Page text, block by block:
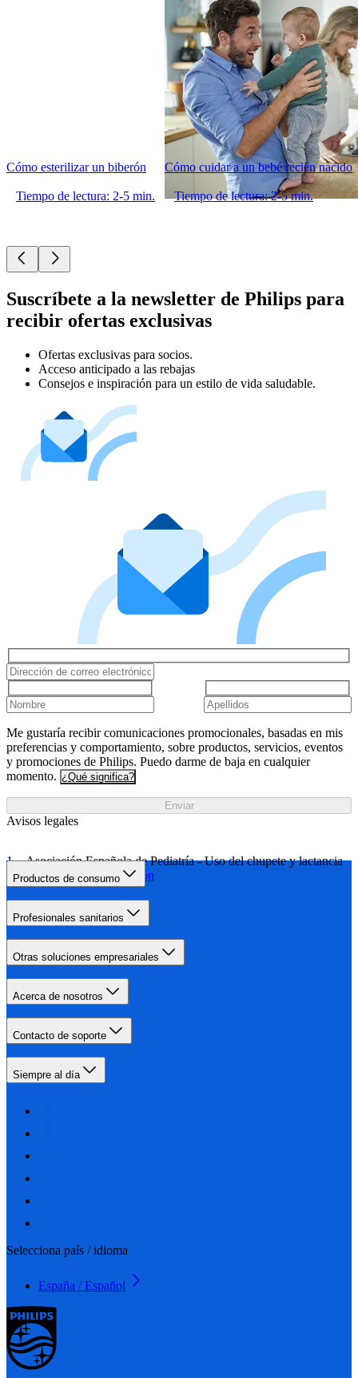
Cómo esterilizar un biberón
Tiempo de lectura: 2-5 min.
Cómo cuidar a un bebé recién nacido
Tiempo de lectura: 2-5 min.
Suscríbete a la newsletter de Philips para
recibir ofertas exclusivas
Ofertas exclusivas para socios.
Acceso anticipado a las rebajas
Consejos e inspiración para un estilo de vida saludable.
Me gustaría recibir comunicaciones promocionales, basadas en mis
preferencias y comportamiento, sobre productos, servicios, eventos
y promociones de Philips. Puedo darme de baja en cualquier
momento. ¿Qué significa?
Enviar
Avisos legales
Asociación Española de Pediatría - Uso del chupete y lactancia
materna Más información
Productos de consumo
Profesionales sanitarios
Otras soluciones empresariales
Acerca de nosotros
Contacto de soporte
Siempre al día
Selecciona país / idioma
España / Español